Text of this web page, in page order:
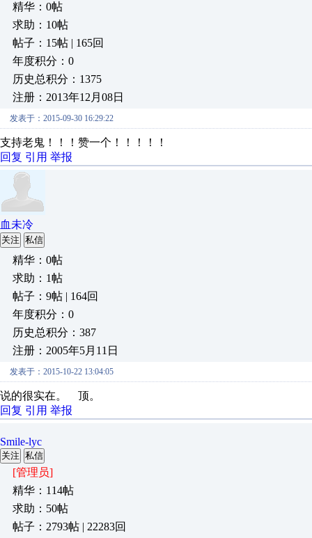
精华：0帖
求助：10帖
帖子：15帖 | 165回
年度积分：0
历史总积分：1375
注册：2013年12月08日
发表于：2015-09-30 16:29:22
支持老鬼！！！赞一个！！！！！
回复 引用 举报
血未冷
关注 私信
精华：0帖
求助：1帖
帖子：9帖 | 164回
年度积分：0
历史总积分：387
注册：2005年5月11日
发表于：2015-10-22 13:04:05
说的很实在。 顶。
回复 引用 举报
Smile-lyc
关注 私信
[管理员]
精华：114帖
求助：50帖
帖子：2793帖 | 22283回